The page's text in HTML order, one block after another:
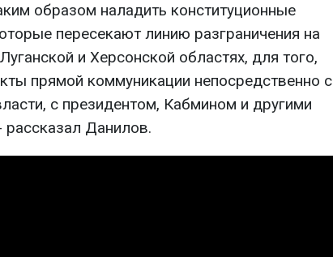
образом наладить конституционные
пересекают линию разграничения на
и Херсонской областях, для того,
прямой коммуникации непосредственно с
с президентом, Кабмином и другими
рассказал Данилов.